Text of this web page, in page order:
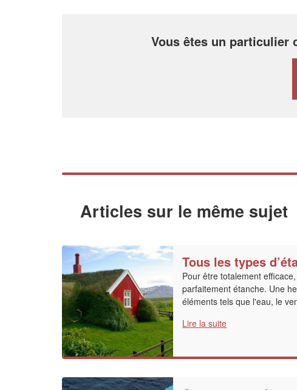
Vous êtes un particulier
Articles sur le même sujet
Tous les types
Pour être totalement
parfaitement étanche. Une
éléments tels que l'eau, le
Lire la suite